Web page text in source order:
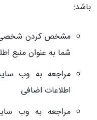
باشد:
مشخص کردن شخصی
شما به عنوان منبع
مراجعه به وب
اطلاعات اضافی
مراجعه به وب